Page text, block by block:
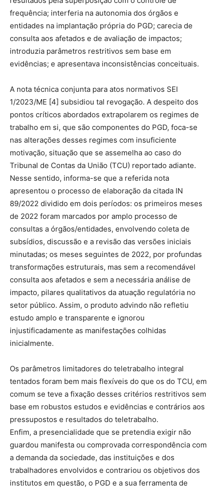
frequência; interferia na autonomia dos órgãos e
entidades na implantação própria do PGD; carecia de
consulta aos afetados e de avaliação de impactos;
introduzia parâmetros restritivos sem base em
evidências; e apresentava inconsistências conceituais.
A nota técnica conjunta para atos normativos SEI
1/2023/ME [4] subsidiou tal revogação. A despeito dos
pontos críticos abordados extrapolarem os regimes de
trabalho em si, que são componentes do PGD, foca-se
nas alterações desses regimes com insuficiente
motivação, situação que se assemelha ao caso do
Tribunal de Contas da União (TCU) reportado adiante.
Nesse sentido, informa-se que a referida nota
apresentou o processo de elaboração da citada IN
89/2022 dividido em dois períodos: os primeiros meses
de 2022 foram marcados por amplo processo de
consultas a órgãos/entidades, envolvendo coleta de
subsídios, discussão e a revisão das versões iniciais
minutadas; os meses seguintes de 2022, por profundas
transformações estruturais, mas sem a recomendável
consulta aos afetados e sem a necessária análise de
impacto, pilares qualitativos da atuação regulatória no
setor público. Assim, o produto advindo não refletiu
estudo amplo e transparente e ignorou
injustificadamente as manifestações colhidas
inicialmente.
Os parâmetros limitadores do teletrabalho integral
tentados foram bem mais flexíveis do que os do TCU, em
comum se teve a fixação desses critérios restritivos sem
base em robustos estudos e evidências e contrários aos
pressupostos e resultados do teletrabalho.
Enfim, a presencialidade que se pretendia exigir não
guardou manifesta ou comprovada correspondência com
a demanda da sociedade, das instituições e dos
trabalhadores envolvidos e contrariou os objetivos dos
institutos em questão, o PGD e a sua ferramenta de